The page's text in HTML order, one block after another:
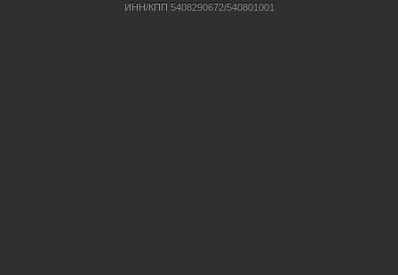
ИНН/КПП 5408290672/540801001